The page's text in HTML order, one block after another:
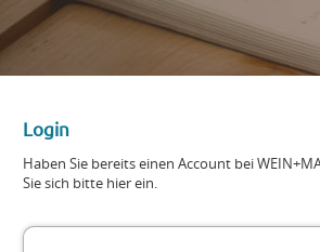
Login
Haben Sie bereits einen Account bei
Sie sich bitte hier ein.